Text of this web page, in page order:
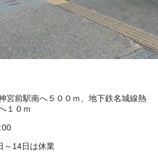
宮前駅南へ５００ｍ、地下鉄名城線熱
１０ｍ
～14日は休業